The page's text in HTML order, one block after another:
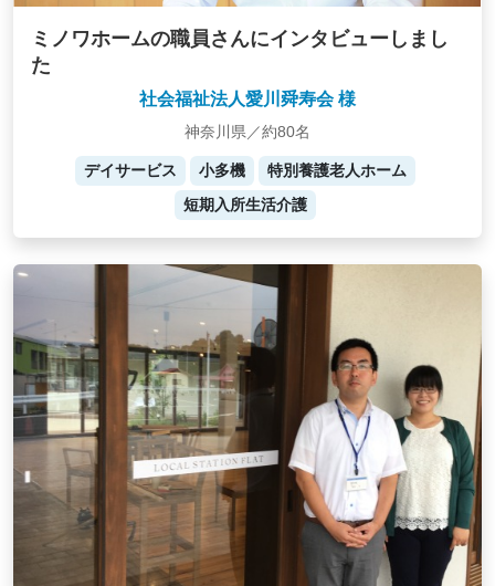
ミノワホームの職員さんにインタビューしまし
た
社会福祉法人愛川舜寿会 様
神奈川県／約80名
デイサービス 小多機
特別養護老人ホーム
短期入所生活介護